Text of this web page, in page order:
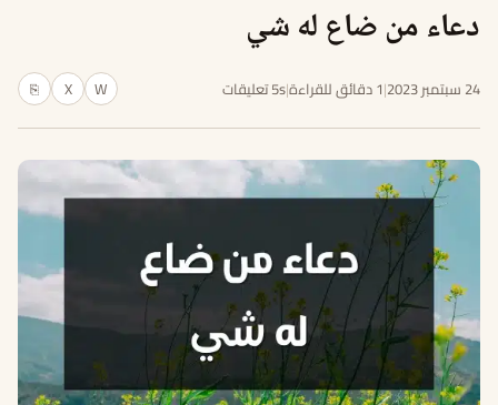
دعاء من ضاع له شي
24 سبتمبر 2023 |1 دقائق للقراءة |5s تعليقات W
X
⎘